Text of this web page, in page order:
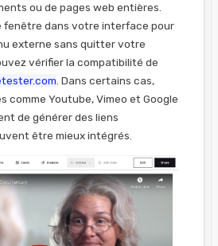
ou de pages web entières.
fenêtre dans votre interface pour
externe sans quitter votre
vérifier la compatibilité de
. Dans certains cas,
comme Youtube, Vimeo et Google
de générer des liens
être mieux intégrés.